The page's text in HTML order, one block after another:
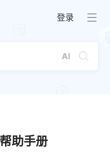
登录
助手册